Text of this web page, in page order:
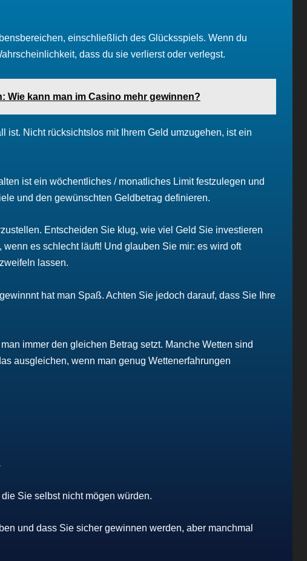
einschließlich des Glücksspiels. Wenn du
dass du sie verlierst oder verlegst.
Wie kann man im Casino mehr gewinnen?
ist. Nicht rücksichtslos mit Ihrem Geld umzugehen, ist ein
ist ein wöchentliches / monatliches Limit festzulegen und
und den gewünschten Geldbetrag definieren.
Entscheiden Sie klug, wie viel Geld Sie investieren
es schlecht läuft! Und glauben Sie mir: es wird oft
lassen.
hat man Spaß. Achten Sie jedoch darauf, dass Sie Ihre
immer den gleichen Betrag setzt. Manche Wetten sind
ausgleichen, wenn man genug Wettenerfahrungen
Sie selbst nicht mögen würden.
und dass Sie sicher gewinnen werden, aber manchmal